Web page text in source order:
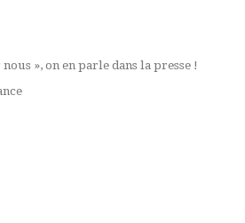
», on en parle dans la presse !